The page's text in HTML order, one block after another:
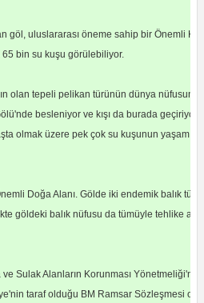
göl, uluslararası öneme sahip bir Önemli Kuş
65 bin su kuşu görülebiliyor.
olan tepeli pelikan türünün dünya nüfusunun
besleniyor ve kışı da burada geçiriyor.
olmak üzere pek çok su kuşunun yaşamını
Doğa Alanı. Gölde iki endemik balık türü
göldeki balık nüfusu da tümüyle tehlike
Sulak Alanların Korunması Yönetmeliği'ne
taraf olduğu BM Ramsar Sözleşmesi